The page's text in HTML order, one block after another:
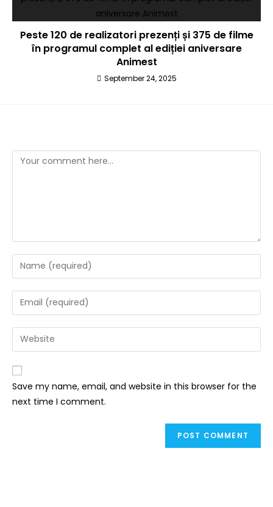
Peste 120 de realizatori prezenți și 375 de filme
în programul complet al ediției aniversare
Animest
September 24, 2025
Save my name, email, and website in this browser for the
next time I comment.